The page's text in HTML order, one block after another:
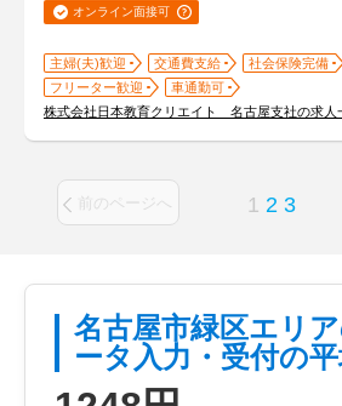
オンライン面接可
主婦(夫)歓迎 交通費支給
社会保険完備
フリーター歓迎
車通勤可
株式会社日本教育クリエイト 名古屋支社の求人
前のページへ 1 2 3
名古屋市緑区エリ
ータ入力・受付の